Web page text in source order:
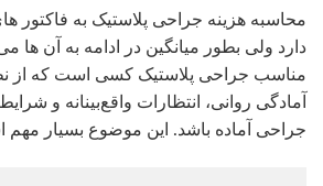
محاسبه هزینه جراحی پلاستیک به فاکتور
دارد ولی بطور میانگین در ادامه به آن ها می
مناسب جراحی پلاستیک کسی است که از
آمادگی روانی، انتظارات واقع‌بینانه و
جراحی آماده باشد. این موضوع بسیار